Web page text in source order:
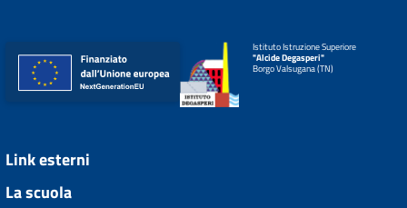
Istituto Istruzione Superiore
"Alcide Degasperi"
Borgo Valsugana (TN)
Link esterni
La scuola